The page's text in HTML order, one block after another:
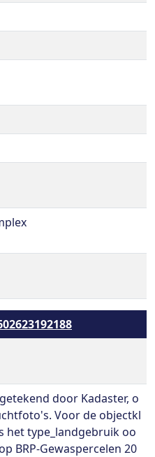
door Kadaster, o
Voor de objectkl
het type_landgebruik oo
BRP-Gewaspercelen 20